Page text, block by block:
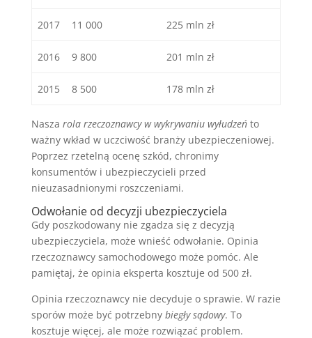
2017 11 000 225 mln zł
2016 9 800 201 mln zł
2015 8 500 178 mln zł
Nasza rola rzeczoznawcy w wykrywaniu wyłudzeńto
ważny wkład w uczciwość branży ubezpieczeniowej.
Poprzez rzetelną ocenę szkód, chronimy
konsumentów i ubezpieczycieli przed
nieuzasadnionymi roszczeniami.
Odwołanie od decyzji ubezpieczyciela
Gdy poszkodowany nie zgadza się z decyzją
ubezpieczyciela, może wnieść odwołanie. Opinia
rzeczoznawcy samochodowegomoże pomóc. Ale
pamiętaj, że opinia eksperta kosztuje od 500 zł.
Opinia rzeczoznawcy nie decyduje o sprawie. W razie
sporów może być potrzebny biegły sądowy. To
kosztuje więcej, ale może rozwiązać problem.